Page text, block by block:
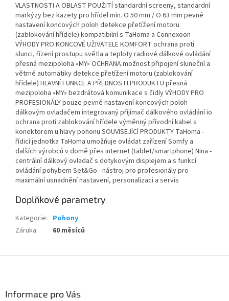
VLASTNOSTI A OBLAST POUŽITÍ standardní screeny, standardní
markýzy bez kazety pro hřídel min. O 50 mm / O 63 mm pevné
nastavení koncových poloh detekce přetížení motoru
(zablokování hřídele) kompatibilní s TaHoma a Connexoon
VÝHODY PRO KONCOVÉ UŽIVATELE KOMFORT ochrana proti
slunci, řízení prostupu světla a teploty radiové dálkové ovládání
přesná mezipoloha «MY» OCHRANA možnost připojení sluneční a
větrné automatiky detekce přetížení motoru (zablokování
hřídele) HLAVNÍ FUNKCE A PŘEDNOSTI PRODUKTU přesná
mezipoloha «MY» bezdrátová komunikace s čidly VÝHODY PRO
PROFESIONÁLY pouze pevné nastavení koncových poloh
dálkovým ovladačem integrovaný příjímač dálkového ovládání io
ochrana proti zablokování hřídele výměnný přívodní kabel s
konektorem u hlavy pohonu SOUVISEJÍCÍ PRODUKTY TaHoma -
řídicí jednotka TaHoma umožňuje ovládat zařízení Somfy a
dalších výrobců v domě přes internet (tablet/smartphone) Nina -
centrální dálkový ovladač s dotykovým displejem a s funkcí
ovládání pohybem Set&Go - nástroj pro profesionály pro
maximální usnadnění nastavení, personalizaci a servis
Doplňkové parametry
Kategorie: Pohony
Záruka: 60 měsíců
Informace pro Vás